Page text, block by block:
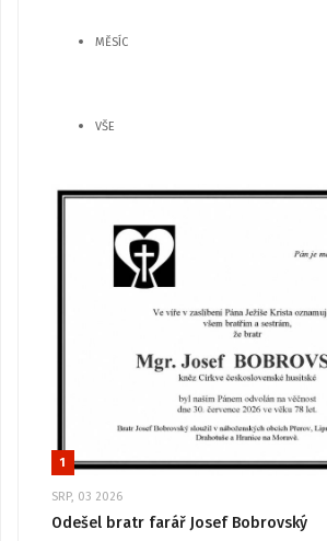
MĚSÍC
VŠE
1
SRP, 03 2026
Odešel bratr farář Josef Bobrovský